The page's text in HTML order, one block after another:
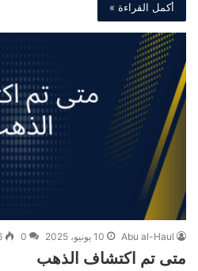
أكمل القراءة »
Abu al-Haul 10 يونيو، 2025 0
متى تم اكتشاف الذهب